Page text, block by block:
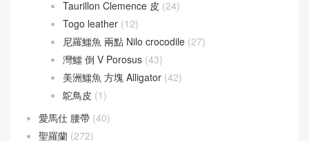
Barenia 馬鞍皮(44)
Box calfskin(1)
Chevre Mysore 山羊皮(20)
Doblis Suede 麂皮 (6)
Evercolor 皮革 (34)
Jonathan Leather
Taurillion Novillo
Taurillon Clemence 皮